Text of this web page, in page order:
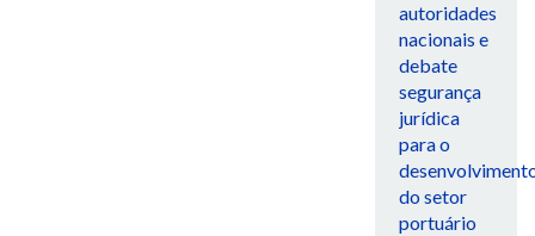
autoridades
nacionais e
debate
segurança
jurídica
para o
do setor
portuário